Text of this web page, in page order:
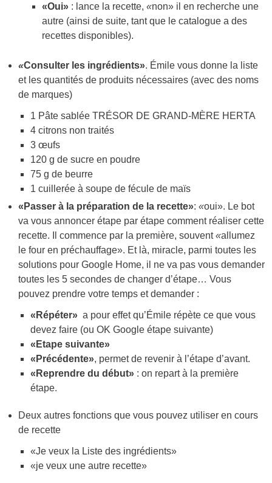
«Oui»: lance la recette, «non» il en recherche une
autre (ainsi de suite, tant que le catalogue a des
recettes disponibles).
«Consulter les ingrédients». Émile vous donne la liste
et les quantités de produits nécessaires (avec des noms
de marques)
1 Pâte sablée TRÉSOR DE GRAND-MÈRE HERTA
4 citrons non traités
3 œufs
120 g de sucre en poudre
75 g de beurre
1 cuillerée à soupe de fécule de maïs
«Passer à la préparation de la recette»:«oui». Le bot
va vous annoncer étape par étape comment réaliser cette
recette. Il commence par la première, souvent«allumez
le four en préchauffage». Et là, miracle, parmi toutes les
solutions pour Google Home, il ne va pas vous demander
toutes les 5 secondes de changer d’étape… Vous
pouvez prendre votre temps et demander :
«Répéter»a pour effet qu’Émile répète ce que vous
devez faire (ou OK Google étape suivante)
«Etape suivante»
«Précédente», permet de revenir à l’étape d’avant.
«Reprendre du début»: on repart à la première
étape.
Deux autres fonctions que vous pouvez utiliser en cours
de recette
«Je veux la Liste des ingrédients»
«je veux une autre recette»